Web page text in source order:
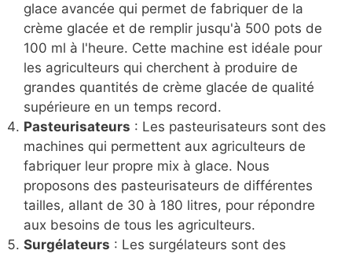
glace avancée qui permet de fabriquer de la
crème glacée et de remplir jusqu'à 500 pots de
100 ml à l'heure. Cette machine est idéale pour
les agriculteurs qui cherchent à produire de
grandes quantités de crème glacée de qualité
supérieure en un temps record.
Pasteurisateurs : Les pasteurisateurs sont des
machines qui permettent aux agriculteurs de
fabriquer leur propre mix à glace. Nous
proposons des pasteurisateurs de différentes
tailles, allant de 30 à 180 litres, pour répondre
aux besoins de tous les agriculteurs.
Surgélateurs : Les surgélateurs sont des